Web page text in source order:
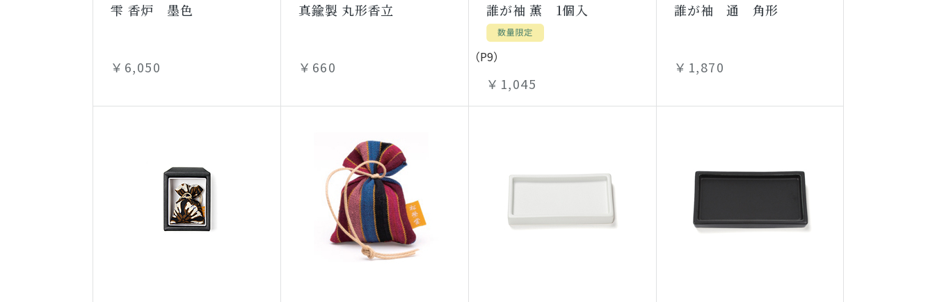
雫 香炉 墨色
￥6,050
真鍮製 丸形香立
￥660
誰が袖 薫 1個入
（P9）
￥1,045
誰が袖 通 角形
￥1,870